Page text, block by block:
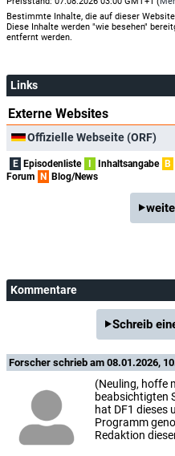
Bestimmte Inhalte, die auf dieser
Diese Inhalte werden "wie besehen"
entfernt werden.
Links
Externe Websites
Offizielle Webseite (ORF)
E Episodenliste I Inhaltsangabe B
Forum N Blog/News
Kommentare
Schreib
Forscher schrieb am 08.01.2026,
(Neuling, hoffe
beabsichtigten
hat DF1 dieses
Programm
Redaktion